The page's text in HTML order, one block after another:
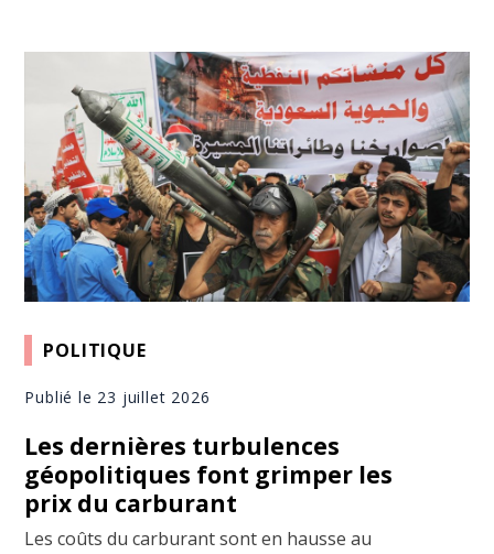
POLITIQUE
Publié le 23 juillet 2026
Les dernières turbulences
géopolitiques font grimper les
prix du carburant
Les coûts du carburant sont en hausse au